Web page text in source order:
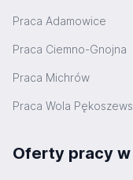
Praca Adamowice
Praca Ciemno-Gnojna
Praca Michrów
Praca Wola
Oferty pracy w